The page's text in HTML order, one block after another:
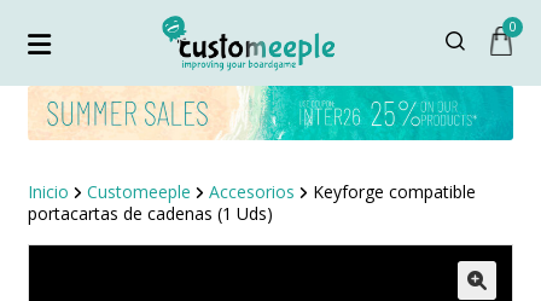
0
Inicio Customeeple Accesorios
Keyforge compatible
portacartas de cadenas (1 Uds)